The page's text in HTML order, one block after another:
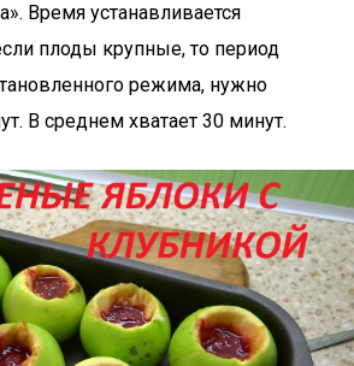
Время устанавливается
плоды крупные, то период
режима, нужно
В среднем хватает 30 минут.